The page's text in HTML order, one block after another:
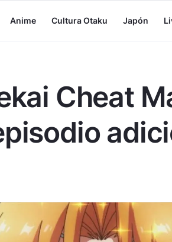
Anime Cultura Otaku Japón
Cheat